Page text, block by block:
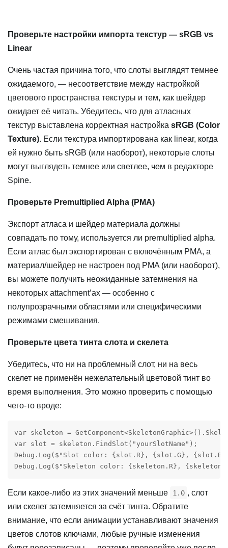
Проверьте настройки импорта текстур — sRGB vs
Linear
Очень частая причина того, что слоты выглядят темнее
ожидаемого, — несоответствие между настройкой
цветового пространства текстуры и тем, как шейдер
ожидает её читать. Убедитесь, что для атласных
текстур выставлена корректная настройка sRGB (Color
Texture). Если текстура импортирована как linear, когда
ей нужно быть sRGB (или наоборот), некоторые слоты
могут выглядеть темнее или светлее, чем в редакторе
Spine.
Проверьте Premultiplied Alpha (PMA)
Экспорт атласа и шейдер материала должны
совпадать по тому, используется ли premultiplied alpha.
Если атлас был экспортирован с включённым PMA, а
материал/шейдер не настроен под PMA (или наоборот),
вы можете получить неожиданные затемнения на
некоторых attachment’ах — особенно с
полупрозрачными областями или специфическими
режимами смешивания.
Проверьте цвета тинта слота и скелета
Убедитесь, что ни на проблемный слот, ни на весь
скелет не применён нежелательный цветовой тинт во
время выполнения. Это можно проверить с помощью
чего‑то вроде:
var skeleton =
var slot = skeleton.FindSlot("yourSlotName");
Debug.Log($"Slot color: {slot.R}, {slot.G},
Debug.Log($"Skeleton color: {skeleton.R},
Если какое‑либо из этих значений меньше 1.0 , слот
или скелет затемняется за счёт тинта. Обратите
внимание, что если анимации устанавливают значения
цветов слотов ключами, любые ручные изменения